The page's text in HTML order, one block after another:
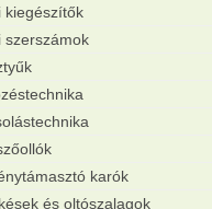
kiegészítők
szerszámok
karók
és oltószalagok